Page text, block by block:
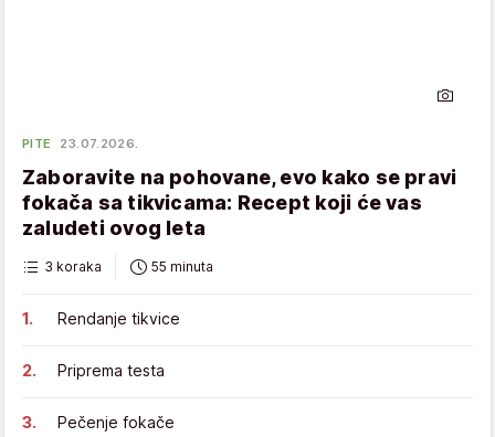
PITE 23.07.2026.
Zaboravite na pohovane, evo kako se pravi
fokača sa tikvicama: Recept koji će vas
zaludeti ovog leta
3 koraka 55 minuta
Rendanje tikvice
Priprema testa
Pečenje fokače